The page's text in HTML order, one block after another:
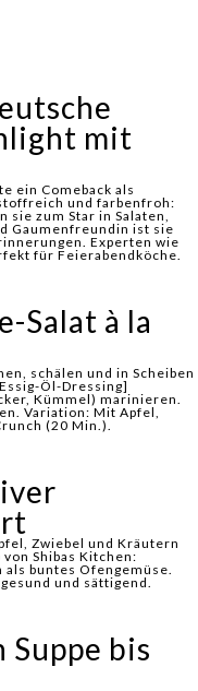
mit
ein Comeback als
und farbenfroh:
sie zum Star in Salaten,
Gaumenfreundin ist sie
Experten wie
für Feierabendköche.
Salat à la
schälen und in Scheiben
Öl-Dressing]
Kümmel) marinieren.
Variation: Mit Apfel,
(20 Min.).
Zwiebel und Kräutern
Shibas Kitchen:
buntes Ofengemüse.
und sättigend.
bis